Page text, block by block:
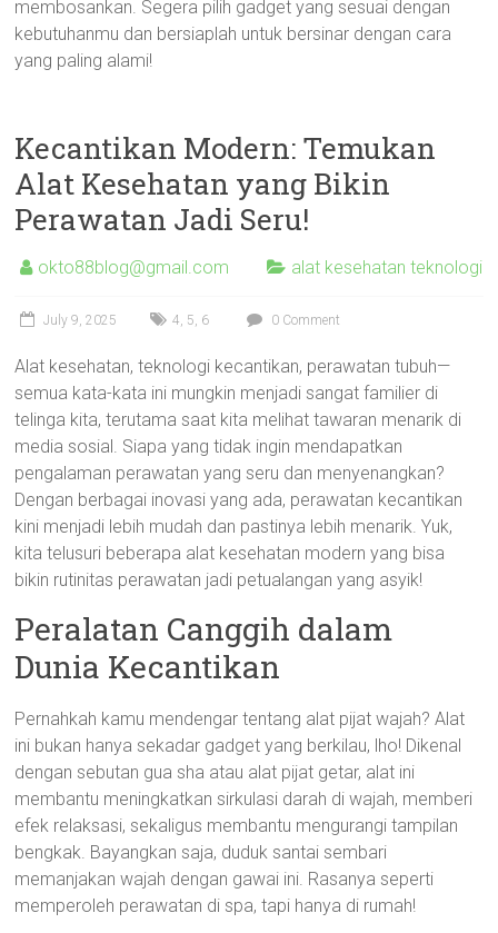
membosankan. Segera pilih gadget yang sesuai dengan
kebutuhanmu dan bersiaplah untuk bersinar dengan cara
yang paling alami!
Kecantikan Modern: Temukan
Alat Kesehatan yang Bikin
Perawatan Jadi Seru!
okto88blog@gmail.com alat kesehatan teknologi
July 9, 2025 4, 5, 6 0 Comment
Alat kesehatan, teknologi kecantikan, perawatan tubuh—
semua kata-kata ini mungkin menjadi sangat familier di
telinga kita, terutama saat kita melihat tawaran menarik di
media sosial. Siapa yang tidak ingin mendapatkan
pengalaman perawatan yang seru dan menyenangkan?
Dengan berbagai inovasi yang ada, perawatan kecantikan
kini menjadi lebih mudah dan pastinya lebih menarik. Yuk,
kita telusuri beberapa alat kesehatan modern yang bisa
bikin rutinitas perawatan jadi petualangan yang asyik!
Peralatan Canggih dalam
Dunia Kecantikan
Pernahkah kamu mendengar tentang alat pijat wajah? Alat
ini bukan hanya sekadar gadget yang berkilau, lho! Dikenal
dengan sebutan gua sha atau alat pijat getar, alat ini
membantu meningkatkan sirkulasi darah di wajah, memberi
efek relaksasi, sekaligus membantu mengurangi tampilan
bengkak. Bayangkan saja, duduk santai sembari
memanjakan wajah dengan gawai ini. Rasanya seperti
memperoleh perawatan di spa, tapi hanya di rumah!